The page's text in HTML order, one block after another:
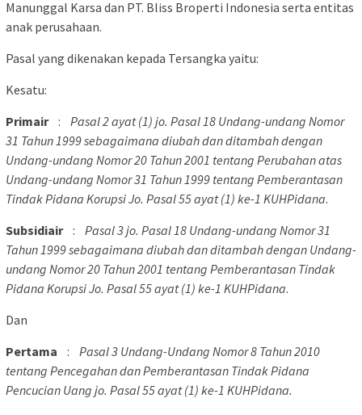
Manunggal Karsa dan PT. Bliss Broperti Indonesia serta entitas
anak perusahaan.
Pasal yang dikenakan kepada Tersangka yaitu:
Kesatu:
Primair :
Pasal 2 ayat (1) jo. Pasal 18 Undang-undang Nomor
31 Tahun 1999 sebagaimana diubah dan ditambah dengan
Undang-undang Nomor 20 Tahun 2001 tentang Perubahan atas
Undang-undang Nomor 31 Tahun 1999 tentang Pemberantasan
Tindak Pidana Korupsi Jo. Pasal 55 ayat (1) ke-1 KUHPidana.
Subsidiair :
Pasal 3 jo. Pasal 18 Undang-undang Nomor 31
Tahun 1999 sebagaimana diubah dan ditambah dengan Undang-
undang Nomor 20 Tahun 2001 tentang Pemberantasan Tindak
Pidana Korupsi Jo. Pasal 55 ayat (1) ke-1 KUHPidana.
Dan
Pertama
:
Pasal 3 Undang-Undang Nomor 8 Tahun 2010
tentang Pencegahan dan Pemberantasan Tindak Pidana
Pencucian Uang jo. Pasal 55 ayat (1) ke-1 KUHPidana.